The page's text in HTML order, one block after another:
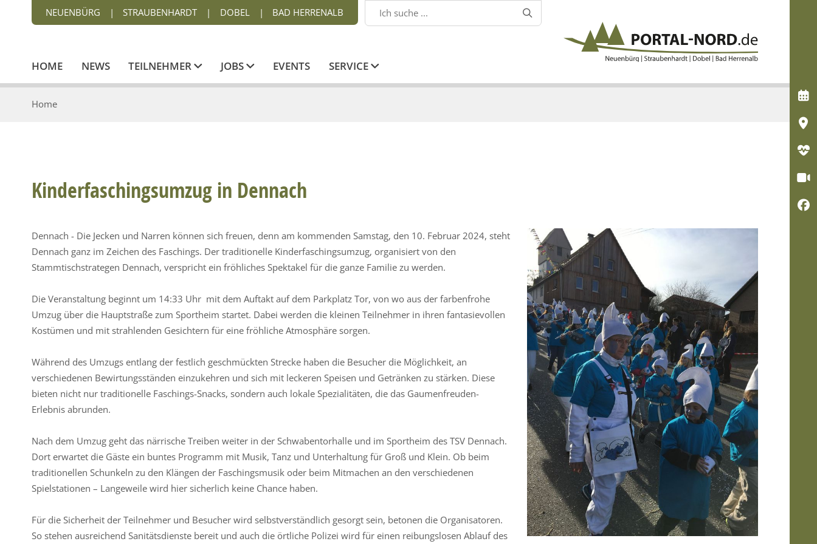
NEUENBÜRG | STRAUBENHARDT | DOBEL | BAD HERRENALB 
HOME NEWS TEILNEHMER JOBS EVENTS SERVICE
Home
Kinderfaschingsumzug in Dennach
Dennach - Die Jecken und Narren können sich freuen, denn am kommenden Samstag, den 10. Februar 2024, steht
Dennach ganz im Zeichen des Faschings. Der traditionelle Kinderfaschingsumzug, organisiert von den
Stammtischstrategen Dennach, verspricht ein fröhliches Spektakel für die ganze Familie zu werden.
Die Veranstaltung beginnt um 14:33 Uhr mit dem Auftakt auf dem Parkplatz Tor, von wo aus der farbenfrohe
Umzug über die Hauptstraße zum Sportheim startet. Dabei werden die kleinen Teilnehmer in ihren fantasievollen
Kostümen und mit strahlenden Gesichtern für eine fröhliche Atmosphäre sorgen.
Während des Umzugs entlang der festlich geschmückten Strecke haben die Besucher die Möglichkeit, an
verschiedenen Bewirtungsständen einzukehren und sich mit leckeren Speisen und Getränken zu stärken. Diese
bieten nicht nur traditionelle Faschings-Snacks, sondern auch lokale Spezialitäten, die das Gaumenfreuden-
Erlebnis abrunden.
Nach dem Umzug geht das närrische Treiben weiter in der Schwabentorhalle und im Sportheim des TSV Dennach.
Dort erwartet die Gäste ein buntes Programm mit Musik, Tanz und Unterhaltung für Groß und Klein. Ob beim
traditionellen Schunkeln zu den Klängen der Faschingsmusik oder beim Mitmachen an den verschiedenen
Spielstationen – Langeweile wird hier sicherlich keine Chance haben.
Für die Sicherheit der Teilnehmer und Besucher wird selbstverständlich gesorgt sein, betonen die Organisatoren.
So stehen ausreichend Sanitätsdienste bereit und auch die örtliche Polizei wird für einen reibungslosen Ablauf des




